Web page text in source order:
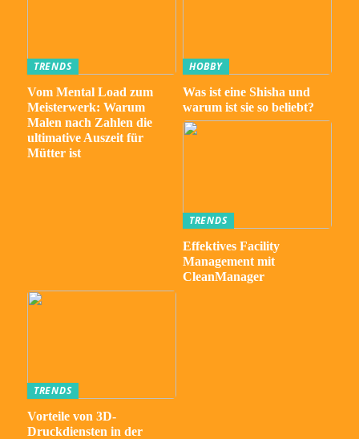
TRENDS
Vom Mental Load zum
Meisterwerk: Warum
Malen nach Zahlen die
ultimative Auszeit für
Mütter ist
HOBBY
Was ist eine Shisha und
warum ist sie so beliebt?
TRENDS
Effektives Facility
Management mit
CleanManager
TRENDS
Vorteile von 3D-
Druckdiensten in der